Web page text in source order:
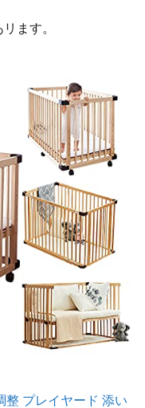
ます。
整 プレイヤード 添い